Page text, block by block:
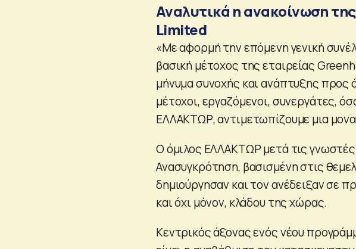
Αναλυτικά η ανακοίνωση
Limited
«Με αφορμή την επόμενη γενική
βασική μέτοχος της εταιρείας
μήνυμα συνοχής και ανάπτυξης προς
μέτοχοι, εργαζόμενοι, συνεργάτες,
ΕΛΛΑΚΤΩΡ, αντιμετωπίζουμε μια
Ο όμιλος ΕΛΛΑΚΤΩΡ μετά τις
Ανασυγκρότηση, βασισμένη στις
δημιούργησαν και τον ανέδειξαν σε
και όχι μόνον, κλάδου της χώρας.
Κεντρικός άξονας ενός νέου